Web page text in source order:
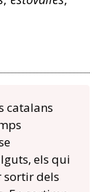
catalans
els qui
sortir dels